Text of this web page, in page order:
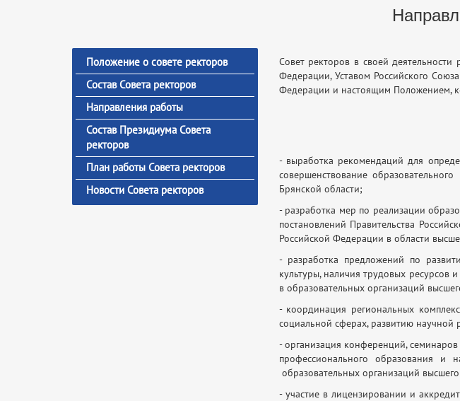
Положение о совете ректоров
Состав Совета ректоров
Направления работы
Состав Президиума Совета
ректоров
План работы Совета ректоров
Новости Совета ректоров
Совет ректоров в своей
Федерации, Уставом Российского
Федерации и настоящим Положением,
- выработка рекомендаций для
совершенствование
Брянской области;
- разработка мер по реализации
постановлений Правительства
Российской Федерации в области
- разработка предложений по
культуры, наличия трудовых ресурсов
в образовательных организаций
- координация региональных
социальной сферах, развитию научной
- организация конференций,
профессионального образования и
образовательных организаций
- участие в лицензировании и